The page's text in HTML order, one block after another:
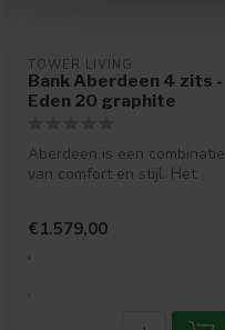
TOWER LIVING
Bank Aberdeen 4 zits -
Eden 20 graphite
Aberdeen is een combinatie
van comfort en stijl. Het
€1.579,00
.
.